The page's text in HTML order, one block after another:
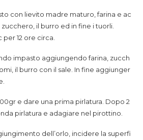
con lievito madre maturo, farina e ac
il burro ed in fine i tuorli.
per 12 ore circa.
impasto aggiungendo farina, zucch
il burro con il sale. In fine aggiunger
e dare una prima pirlatura. Dopo 2
pirlatura e adagiare nel pirottino.
dell’orlo, incidere la superfi